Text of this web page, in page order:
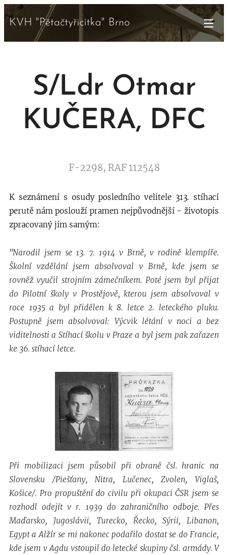
KVH "Pětačtyřicítka" Brno
S/Ldr Otmar
KUČERA, DFC
F-2298, RAF 112548
K seznámení s osudy posledního velitele 313. stíhací
perutě nám poslouží pramen nejpůvodnější - životopis
zpracovaný jím samým:
"Narodil jsem se 13. 7. 1914 v Brně, v rodině klempíře.
Školní vzdělání jsem absolvoval v Brně, kde jsem se
rovněž vyučil strojním zámečníkem. Poté jsem byl přijat
do Pilotní školy v Prostějově, kterou jsem absolvoval v
roce 1935 a byl přidělen k 8. letce 2. leteckého pluku.
Postupně jsem absolvoval: Výcvik létání v noci a bez
viditelnosti a Stíhací školu v Praze a byl jsem pak zařazen
ke 36. stíhací letce.
Při mobilizaci jsem působil při obraně čsl. hranic na
Slovensku /Piešťany, Nitra, Lučenec, Zvolen, Viglaš,
Košice/. Pro propuštění do civilu při okupaci ČSR jsem se
rozhodl odejít v r. 1939 do zahraničního odboje. Přes
Maďarsko, Jugoslávii, Turecko, Řecko, Sýrii, Libanon,
Egypt a Alžír se mi nakonec podařilo dostat se do Francie,
kde jsem v Agdu vstoupil do letecké skupiny čsl. armády. V